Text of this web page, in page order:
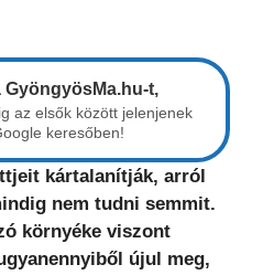
GyöngyösMa.hu-t,
az elsők között jelenjenek
keresőben!
kártalanítják, arról
nem tudni semmit.
környéke viszont
újul meg,